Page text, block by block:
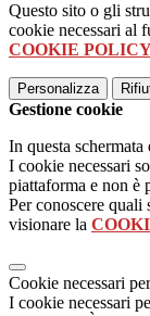
Questo sito o gli
cookie necessari al
COOKIE
Personalizza
Gestione cookie
In questa
I cookie necessari
piattaforma e non è
Per conoscere quali
visionare la
Cookie necessari
I cookie necessari